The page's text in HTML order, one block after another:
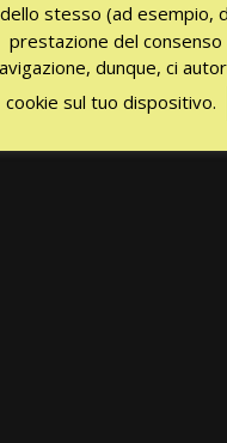
dello stesso (ad esempio,
prestazione del consenso
dunque, ci
cookie sul tuo dispositivo.